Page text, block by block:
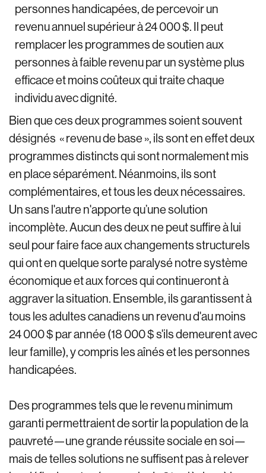
personnes handicapées, de percevoir un
revenu annuel supérieur à 24 000 $. Il peut
remplacer les programmes de soutien aux
personnes à faible revenu par un système plus
efficace et moins coûteux qui traite chaque
individu avec dignité.
Bien que ces deux programmes soient souvent
désignés « revenu de base », ils sont en effet deux
programmes distincts qui sont normalement mis
en place séparément. Néanmoins, ils sont
complémentaires, et tous les deux nécessaires.
Un sans l'autre n'apporte qu’une solution
incomplète. Aucun des deux ne peut suffire à lui
seul pour faire face aux changements structurels
qui ont en quelque sorte paralysé notre système
économique et aux forces qui continueront à
aggraver la situation. Ensemble, ils garantissent à
tous les adultes canadiens un revenu d'au moins
24 000 $ par année (18 000 $ s'ils demeurent avec
leur famille), y compris les aînés et les personnes
handicapées.
Des programmes tels que le revenu minimum
garanti permettraient de sortir la population de la
pauvreté—une grande réussite sociale en soi—
mais de telles solutions ne suffisent pas à relever